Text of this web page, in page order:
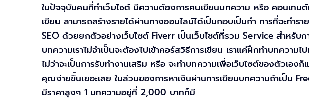
ในปัจจุบันคนที่ทำเว็บไซต์ มีความต้องการคนเขียนบทความ หรือ คอนเท
เขียน สามารถสร้างรายได้ผ่านทางออนไลน์ได้เป็นกอบเป็นกำ การที่จะท
SEO ด้วยยกตัวอย่างเว็บไซต์ Fiverr เป็นเว็บไซต์ที่รวม Service สำหรับ
บทความเราไม่จำเป็นจะต้องไปเข้าคอร์สวิธีการเขียน เราแค่ฝึกทำบทควา
ไม่ว่าจะเป็นการรับทำงานเสริม หรือ จะทำบทความเพื่อเว็บไซต์ของตัวเ
คุณง่ายขึ้นเยอะเลย ในส่วนของการหาเงินผ่านการเขียนบทความถ้าเป็น
มีราคาสูงๆ 1 บทความอยู่ที่ 2,000 บาทก็มี